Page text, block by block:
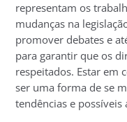
representam os
mudanças na
promover debates e
para garantir que os
respeitados. Estar em
ser uma forma de se
tendências e possíveis